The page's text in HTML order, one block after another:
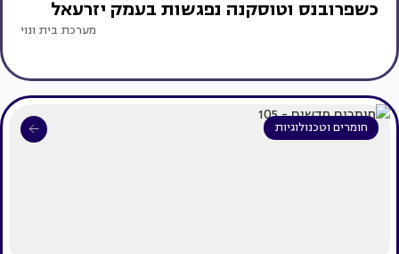
כשפרובנס וטוסקנה נפגשות בעמק יזרעאל
מערכת בית ונוי
חומרים וטכנולוגיות